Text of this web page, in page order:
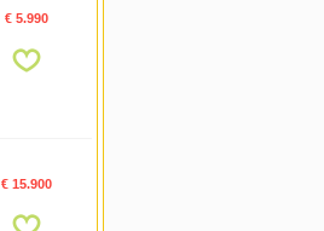
€ 5.990
€ 15.900